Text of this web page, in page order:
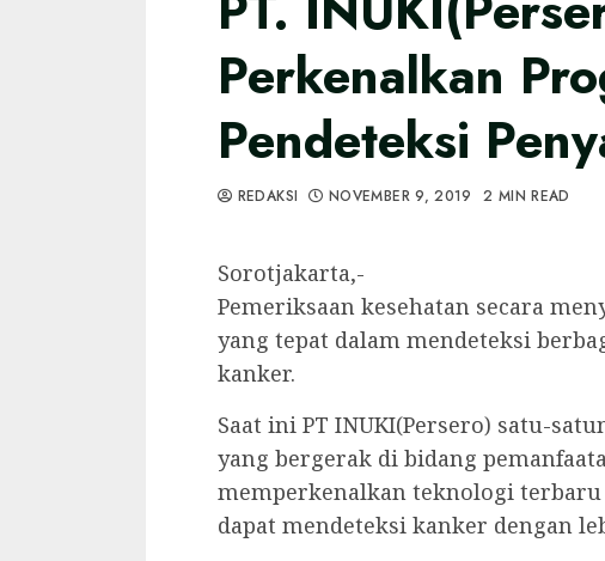
Perkenalkan
Pendeteksi
REDAKSI NOVEMBER 9, 2019 2 MIN READ
Sorotjakarta,-
Pemeriksaan kesehatan secara
yang tepat dalam mendeteksi
kanker.
Saat ini PT INUKI(Persero) satu-
yang bergerak di bidang
memperkenalkan teknologi
dapat mendeteksi kanker dengan